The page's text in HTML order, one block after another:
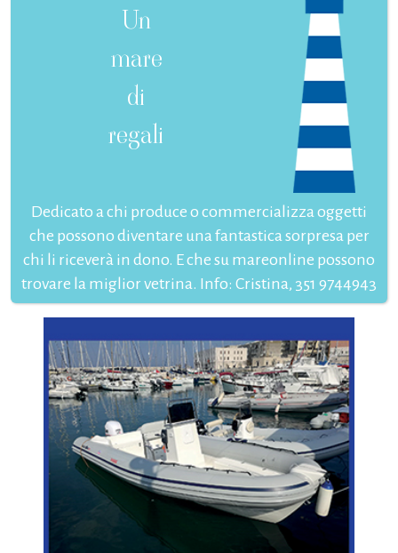
Un
mare
di
regali
Dedicato a chi produce o commercializza oggetti
che possono diventare una fantastica sorpresa per
chi li riceverà in dono. E che su mareonline possono
trovare la miglior vetrina. Info: Cristina, 351 9744943